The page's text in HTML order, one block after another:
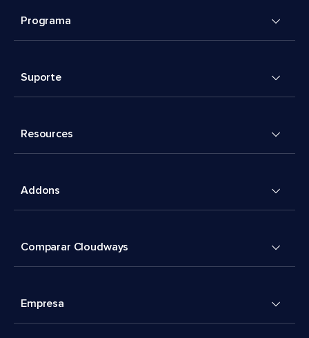
Programa
Suporte
Resources
Addons
Comparar Cloudways
Empresa